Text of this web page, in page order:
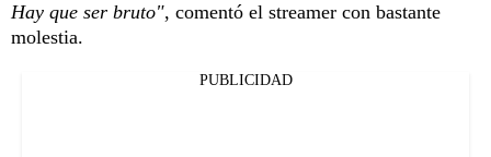
Hay que ser bruto", comentó el streamer con bastante
molestia.
PUBLICIDAD